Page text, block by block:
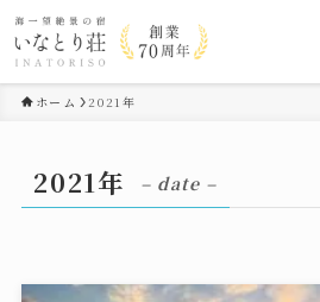
ホーム 2021年
2021年 – date –